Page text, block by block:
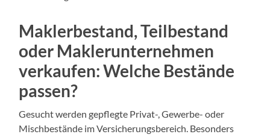
Maklerbestand, Teilbestand
oder Maklerunternehmen
verkaufen: Welche Bestände
passen?
Gesucht werden gepflegte Privat-, Gewerbe- oder
Mischbestände im Versicherungsbereich. Besonders